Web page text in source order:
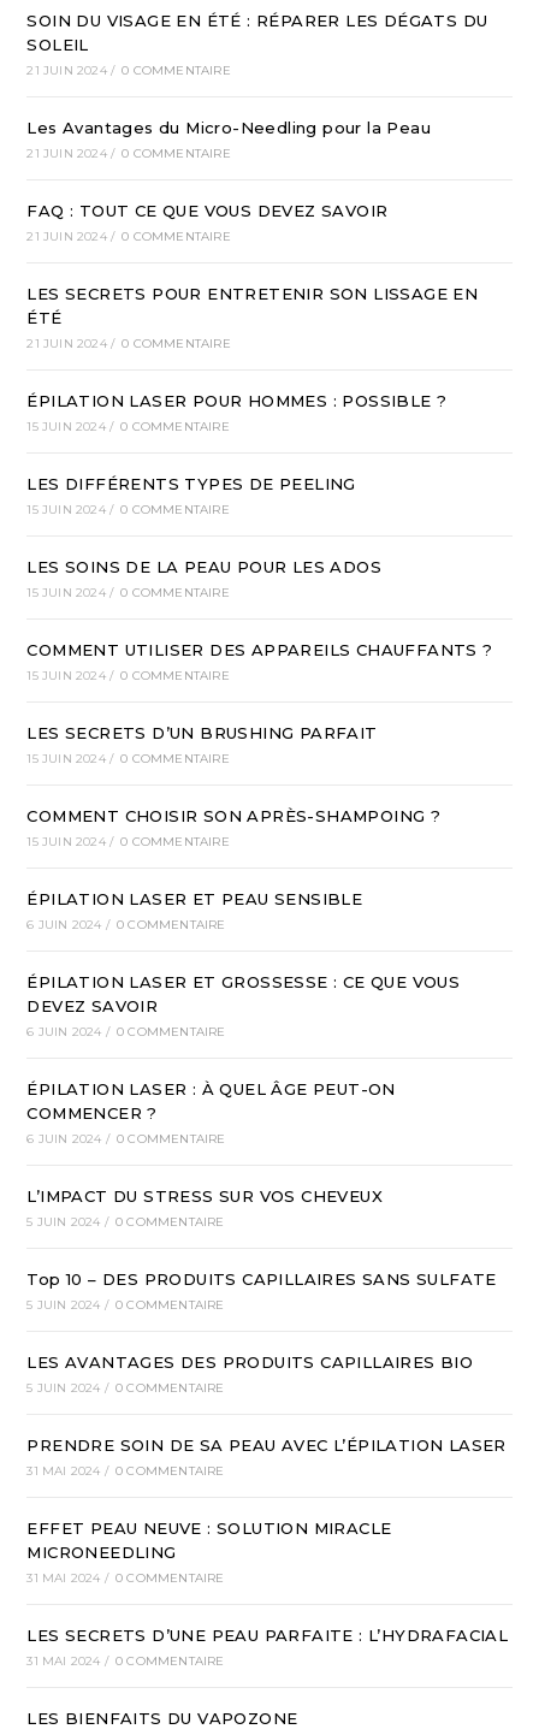
SOIN DU VISAGE EN ÉTÉ : RÉPARER LES DÉGATS DU
SOLEIL
21 JUIN 2024 / 0 COMMENTAIRE
Les Avantages du Micro-Needling pour la Peau
21 JUIN 2024 / 0 COMMENTAIRE
FAQ : TOUT CE QUE VOUS DEVEZ SAVOIR
21 JUIN 2024 / 0 COMMENTAIRE
LES SECRETS POUR ENTRETENIR SON LISSAGE EN
ÉTÉ
21 JUIN 2024 / 0 COMMENTAIRE
ÉPILATION LASER POUR HOMMES : POSSIBLE ?
15 JUIN 2024 / 0 COMMENTAIRE
LES DIFFÉRENTS TYPES DE PEELING
15 JUIN 2024 / 0 COMMENTAIRE
LES SOINS DE LA PEAU POUR LES ADOS
15 JUIN 2024 / 0 COMMENTAIRE
COMMENT UTILISER DES APPAREILS CHAUFFANTS ?
15 JUIN 2024 / 0 COMMENTAIRE
LES SECRETS D’UN BRUSHING PARFAIT
15 JUIN 2024 / 0 COMMENTAIRE
COMMENT CHOISIR SON APRÈS-SHAMPOING ?
15 JUIN 2024 / 0 COMMENTAIRE
ÉPILATION LASER ET PEAU SENSIBLE
6 JUIN 2024 / 0 COMMENTAIRE
ÉPILATION LASER ET GROSSESSE : CE QUE VOUS
DEVEZ SAVOIR
6 JUIN 2024 / 0 COMMENTAIRE
ÉPILATION LASER : À QUEL ÂGE PEUT-ON
COMMENCER ?
6 JUIN 2024 / 0 COMMENTAIRE
L’IMPACT DU STRESS SUR VOS CHEVEUX
5 JUIN 2024 / 0 COMMENTAIRE
Top 10 – DES PRODUITS CAPILLAIRES SANS SULFATE
5 JUIN 2024 / 0 COMMENTAIRE
LES AVANTAGES DES PRODUITS CAPILLAIRES BIO
5 JUIN 2024 / 0 COMMENTAIRE
PRENDRE SOIN DE SA PEAU AVEC L’ÉPILATION LASER
31 MAI 2024 / 0 COMMENTAIRE
EFFET PEAU NEUVE : SOLUTION MIRACLE
MICRONEEDLING
31 MAI 2024 / 0 COMMENTAIRE
LES SECRETS D’UNE PEAU PARFAITE : L’HYDRAFACIAL
31 MAI 2024 / 0 COMMENTAIRE
LES BIENFAITS DU VAPOZONE